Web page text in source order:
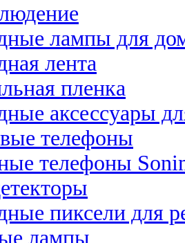
лампы для
лента
пленка
аксессуары
телефоны
телефоны
пиксели для
лампы